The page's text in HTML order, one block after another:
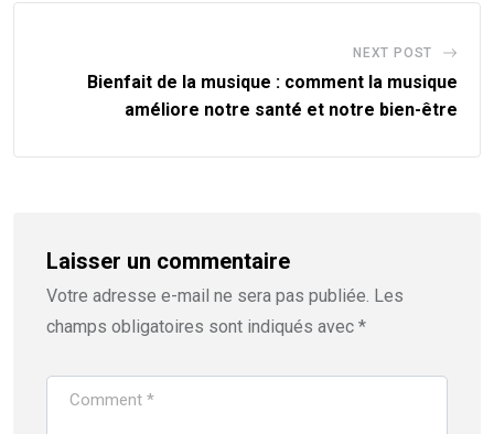
NEXT POST
Bienfait de la musique : comment la musique
améliore notre santé et notre bien-être
Laisser un commentaire
Votre adresse e-mail ne sera pas publiée. Les
champs obligatoires sont indiqués avec *